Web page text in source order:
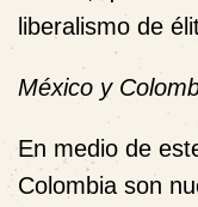
liberalismo de
México y
En medio de
Colombia son